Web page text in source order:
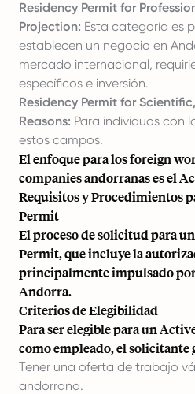
Residency Permit for
Projection: Esta categoría es
establecen un negocio en
mercado internacional,
específicos e inversión.
Residency Permit for
Reasons: Para individuos con
estos campos.
El enfoque para los foreign
companies andorranas es el
Requisitos y Procedimientos
Permit
El proceso de solicitud para
Permit, que incluye la
principalmente impulsado
Andorra.
Criterios de Elegibilidad
Para ser elegible para un
como empleado, el solicitante
Tener una oferta de trabajo
andorrana.